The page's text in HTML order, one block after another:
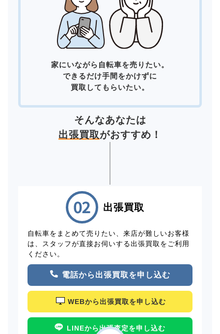
家にいながら自転車を売りたい。
できるだけ手間をかけずに
買取してもらいたい。
そんなあなたは
出張買取がおすすめ！
出張買取
自転車をまとめて売りたい、来店が難しいお客様
は、スタッフが直接お伺いする出張買取をご利用
ください。
電話から出張買取を申し込む
WEBから出張買取を申し込む
LINEから出張査定を申し込む